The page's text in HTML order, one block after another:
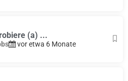
(a) ...
vor etwa 6 Monate